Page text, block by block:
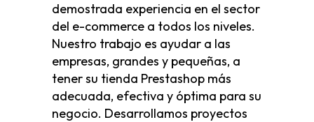
demostrada experiencia en el sector
del e-commerce a todos los niveles.
Nuestro trabajo es ayudar a las
empresas, grandes y pequeñas, a
tener su tienda Prestashop más
adecuada, efectiva y óptima para su
negocio. Desarrollamos proyectos